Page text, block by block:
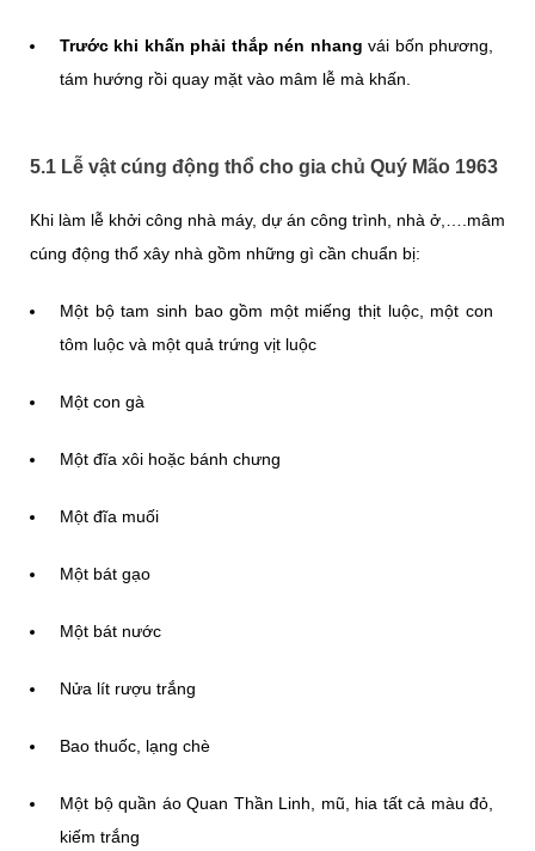
Trước khi khấn phải thắp nén nhang vái bốn phương,
tám hướng rồi quay mặt vào mâm lễ mà khấn.
5.1 Lễ vật cúng động thổ cho gia chủ Quý Mão 1963
Khi làm lễ khởi công nhà máy, dự án công trình, nhà ở,….mâm
cúng động thổ xây nhà gồm những gì cần chuẩn bị:
Một bộ tam sinh bao gồm một miếng thịt luộc, một con
tôm luộc và một quả trứng vịt luộc
Một con gà
Một đĩa xôi hoặc bánh chưng
Một đĩa muối
Một bát gạo
Một bát nước
Nửa lít rượu trắng
Bao thuốc, lạng chè
Một bộ quần áo Quan Thần Linh, mũ, hia tất cả màu đỏ,
kiếm trắng